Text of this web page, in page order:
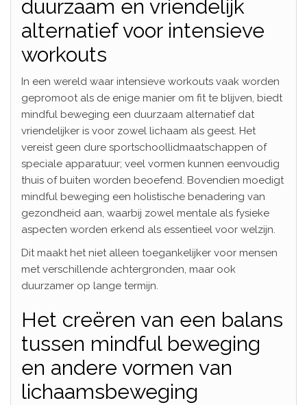
duurzaam en vriendelijk
alternatief voor intensieve
workouts
In een wereld waar intensieve workouts vaak worden
gepromoot als de enige manier om fit te blijven, biedt
mindful beweging een duurzaam alternatief dat
vriendelijker is voor zowel lichaam als geest. Het
vereist geen dure sportschoollidmaatschappen of
speciale apparatuur; veel vormen kunnen eenvoudig
thuis of buiten worden beoefend. Bovendien moedigt
mindful beweging een holistische benadering van
gezondheid aan, waarbij zowel mentale als fysieke
aspecten worden erkend als essentieel voor welzijn.
Dit maakt het niet alleen toegankelijker voor mensen
met verschillende achtergronden, maar ook
duurzamer op lange termijn.
Het creëren van een balans
tussen mindful beweging
en andere vormen van
lichaamsbeweging